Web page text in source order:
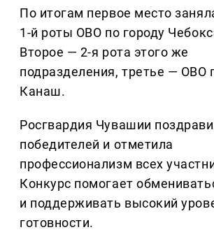
По итогам первое место
1-й роты ОВО по городу
Второе — 2-я рота этого же
подразделения, третье — ОВО
Канаш.
Росгвардия Чувашии
победителей и отметила
профессионализм всех
Конкурс помогает
и поддерживать высокий
готовности.